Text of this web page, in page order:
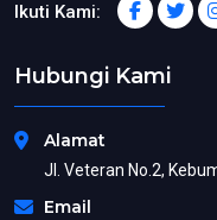
Ikuti Kami:
Hubungi Kami
Alamat
Jl. Veteran No.2,
Email